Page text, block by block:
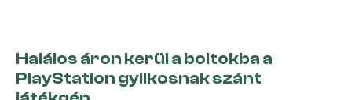
Halálos áron kerül a boltokba a
PlayStation gyilkosnak szánt